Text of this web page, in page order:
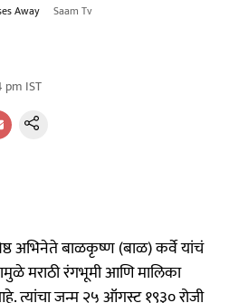
Away Saam Tv
pm IST
अभिनेते बाळकृष्ण (बाळ) कर्वे यांचं
मराठी रंगभूमी आणि मालिका
त्यांचा जन्म २५ ऑगस्ट १९३० रोजी